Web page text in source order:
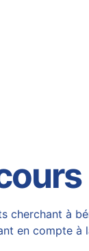
cherchant à
en compte